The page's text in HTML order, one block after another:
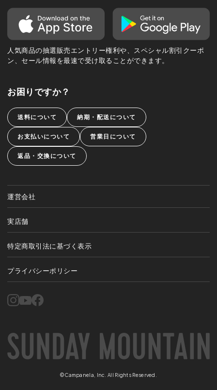
人気商品の抽選販売エントリー権利や、スペシャル割引クーポ
ン、セール情報を最速で受け取ることができます。
お困りですか？
送料について 納期・配送について
お支払いについて 営業日について
返品・交換について
運営会社
実店舗
特定商取引法に基づく表示
プライバシーポリシー
©Campanela, Inc. All Rights Reserved.